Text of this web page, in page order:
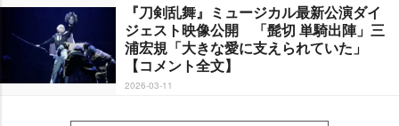
『刀剣乱舞』ミュージカル最新公演ダイ
ジェスト映像公開 「髭切 単騎出陣」三
浦宏規「大きな愛に支えられていた」
【コメント全文】
2026-03-11